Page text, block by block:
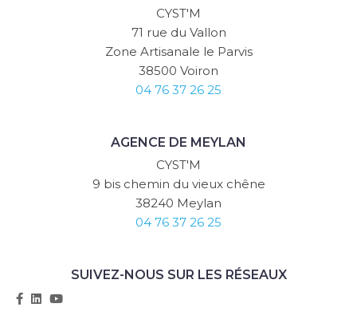
CYST'M
71 rue du Vallon
Zone Artisanale le Parvis
38500 Voiron
04 76 37 26 25
AGENCE DE MEYLAN
CYST'M
9 bis chemin du vieux chêne
38240 Meylan
04 76 37 26 25
SUIVEZ-NOUS SUR LES RÉSEAUX